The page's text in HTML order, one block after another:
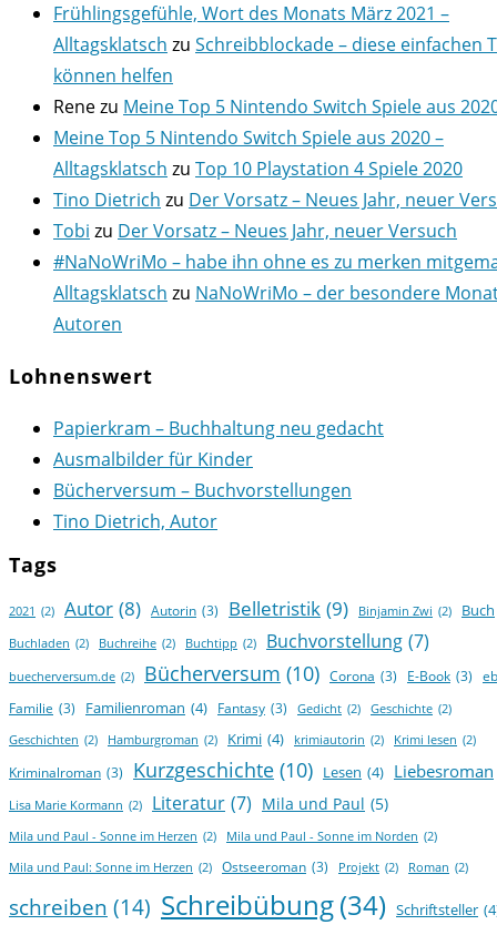
Frühlingsgefühle, Wort des Monats März 2021 –
Alltagsklatsch zu Schreibblockade – diese einfachen
können helfen
Renezu Meine Top 5 Nintendo Switch Spiele aus
Meine Top 5 Nintendo Switch Spiele aus 2020 –
Alltagsklatsch zu Top 10 Playstation 4 Spiele 2020
Tino Dietrich zu Der Vorsatz – Neues Jahr, neuer
Tobi zu Der Vorsatz – Neues Jahr, neuer Versuch
#NaNoWriMo – habe ihn ohne es zu merken
Alltagsklatsch zu NaNoWriMo – der besondere
Autoren
Lohnenswert
Papierkram – Buchhaltung neu gedacht
Ausmalbilder für Kinder
Bücherversum – Buchvorstellungen
Tino Dietrich, Autor
Tags
2021 (2) Autor (8) Autorin (3) Belletristik (9) Binjamin Zwi (2) Buch
Buchladen (2) Buchreihe (2) Buchtipp (2) Buchvorstellung (7)
buecherversum.de (2) Bücherversum (10) Corona (3) E-Book (3)
Familie (3) Familienroman (4) Fantasy (3) Gedicht (2) Geschichte (2)
Geschichten (2) Hamburgroman (2) Krimi (4) krimiautorin (2) Krimi lesen (2)
Kriminalroman (3) Kurzgeschichte (10) Lesen (4) Liebesroman
Lisa Marie Kormann (2) Literatur (7) Mila und Paul (5)
Mila und Paul - Sonne im Herzen (2) Mila und Paul - Sonne im Norden (2)
Mila und Paul: Sonne im Herzen (2) Ostseeroman (3) Projekt (2) Roman (2)
schreiben (14) Schreibübung(34) Schriftsteller